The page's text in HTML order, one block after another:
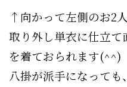
↑向かって左側のお2
取り外し単衣に仕立て
を着ておられます(^^)
八掛が派手になっても